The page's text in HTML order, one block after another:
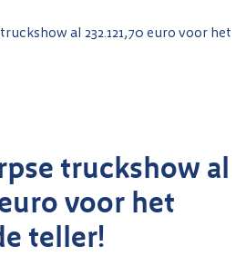
al 232.121,70 euro voor het
truckshow al
voor het
teller!